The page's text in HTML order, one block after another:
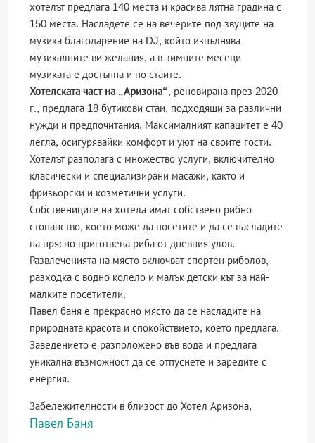
хотелът предлага 140 места и красива лятна градина с
150 места. Насладете се на вечерите под звуците на
музика благодарение на DJ, който изпълнява
музикалните ви желания, а в зимните месеци
музиката е достъпна и по стаите.
Хотелската част на „Аризона“, реновирана през 2020
г., предлага 18 бутикови стаи, подходящи за различни
нужди и предпочитания. Максималният капацитет е 40
легла, осигурявайки комфорт и уют на своите гости.
Хотелът разполага с множество услуги, включително
класически и специализирани масажи, както и
фризьорски и козметични услуги.
Собствениците на хотела имат собствено рибно
стопанство, което може да посетите и да се насладите
на прясно приготвена риба от дневния улов.
Развлеченията на място включват спортен риболов,
разходка с водно колело и малък детски кът за най-
малките посетители.
Павел баня е прекрасно място да се насладите на
природната красота и спокойствието, което предлага.
Заведението е разположено във вода и предлага
уникална възможност да се отпуснете и заредите с
енергия.
Забележителности в близост до Хотел Аризона,
Павел Баня